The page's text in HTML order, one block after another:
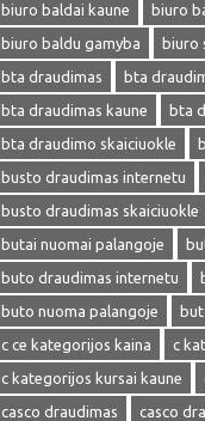
biuro baldai kaune
biuro
biuro baldu gamyba
biuro
bta draudimas
bta
bta draudimas kaune
bta
bta draudimo skaiciuokle
busto draudimas internetu
busto draudimas skaiciuokle
butai nuomai palangoje
buto draudimas internetu
buto nuoma palangoje
c ce kategorijos kaina
c
c kategorijos kursai kaune
casco draudimas
casco